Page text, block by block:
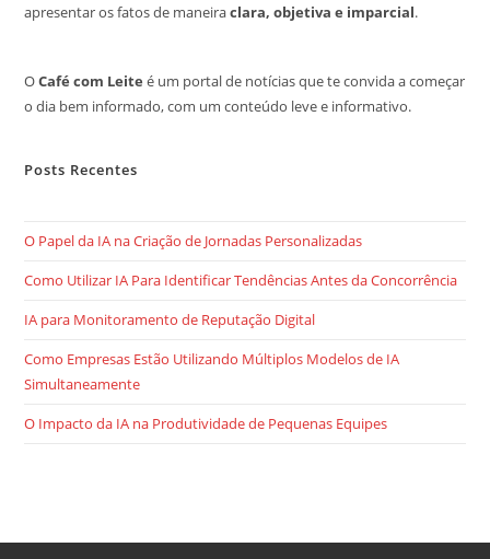
apresentar os fatos de maneiraclara, objetiva e imparcial.
OCafé com Leite é um portal de notícias que te convida a começar
o dia bem informado, com um conteúdo leve e informativo.
Posts Recentes
O Papel da IA na Criação de Jornadas Personalizadas
Como Utilizar IA Para Identificar Tendências Antes da Concorrência
IA para Monitoramento de Reputação Digital
Como Empresas Estão Utilizando Múltiplos Modelos de IA
Simultaneamente
O Impacto da IA na Produtividade de Pequenas Equipes